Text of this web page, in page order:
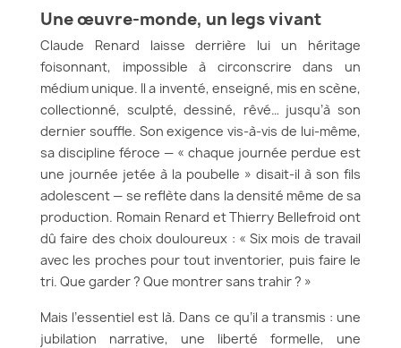
Une œuvre-monde, un legs vivant
Claude Renard laisse derrière lui un héritage
foisonnant, impossible à circonscrire dans un
médium unique. Il a inventé, enseigné, mis en scène,
collectionné, sculpté, dessiné, rêvé… jusqu’à son
dernier souffle. Son exigence vis-à-vis de lui-même,
sa discipline féroce — « chaque journée perdue est
une journée jetée à la poubelle » disait-il à son fils
adolescent — se reflète dans la densité même de sa
production. Romain Renard et Thierry Bellefroid ont
dû faire des choix douloureux : « Six mois de travail
avec les proches pour tout inventorier, puis faire le
tri. Que garder ? Que montrer sans trahir ? »
Mais l’essentiel est là. Dans ce qu’il a transmis : une
jubilation narrative, une liberté formelle, une